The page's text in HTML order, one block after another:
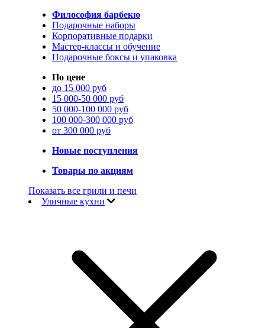
Философия барбекю
Подарочные наборы
Корпоративные подарки
Мастер-классы и обучение
Подарочные боксы и упаковка
По цене
до 15 000 руб
15 000-50 000 руб
50 000-100 000 руб
100 000-300 000 руб
от 300 000 руб
Новые поступления
Товары по акциям
Показать все грили и печи
Уличные кухни